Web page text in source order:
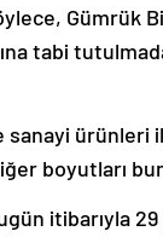
Gümrük
tabi
sanayi
boyutları
itibarıyla